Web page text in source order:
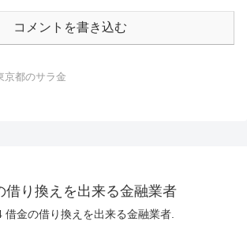
コメントを書き込む
京都のサラ金
借り換えを出来る金融業者
借金の借り換えを出来る金融業者.